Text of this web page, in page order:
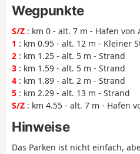
Wegpunkte
S/Z : km 0 - alt. 7 m - Hafen von
1 : km 0.95 - alt. 12 m - Kleiner
2 : km 1.25 - alt. 5 m - Strand
3 : km 1.59 - alt. 5 m - Strand
4 : km 1.89 - alt. 2 m - Strand
5 : km 2.29 - alt. 13 m - Strand
S/Z : km 4.55 - alt. 7 m - Hafen
Hinweise
Das Parken ist nicht einfach,